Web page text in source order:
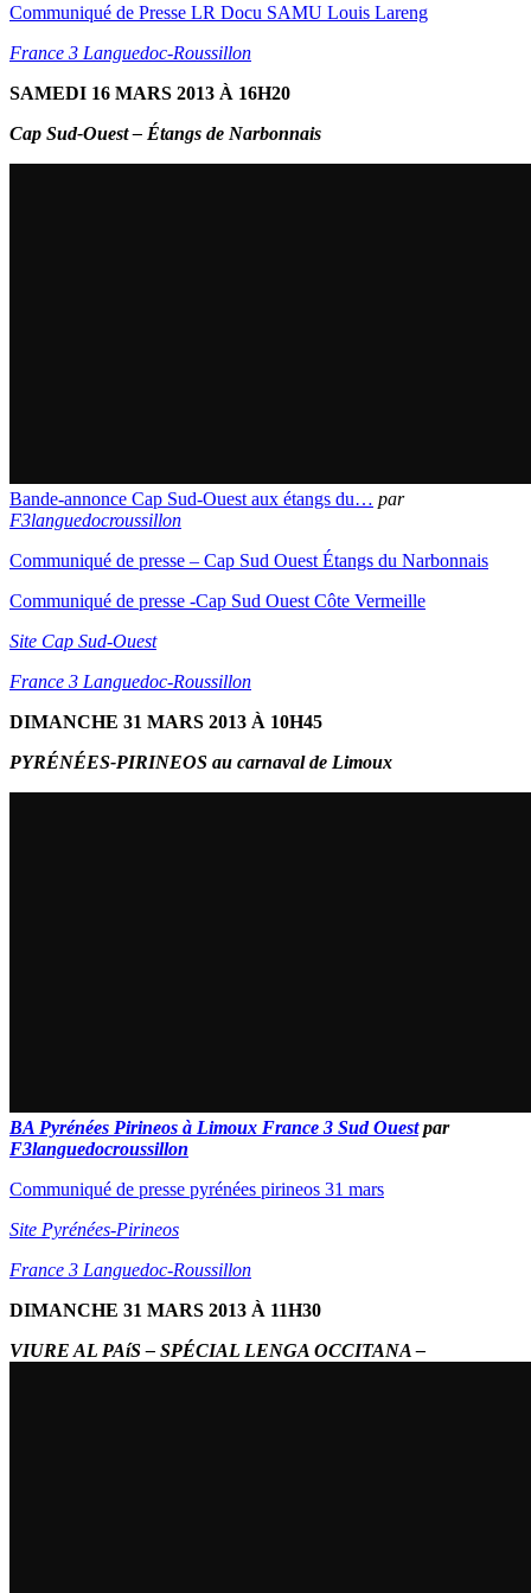
Communiqué de Presse LR Docu SAMU Louis Lareng
France 3 Languedoc-Roussillon
SAMEDI 16 MARS 2013 À 16H20
Cap Sud-Ouest – Étangs de Narbonnais
Bande-annonce Cap Sud-Ouest aux étangs du… par
F3languedocroussillon
Communiqué de presse – Cap Sud Ouest Étangs du Narbonnais
Communiqué de presse -Cap Sud Ouest Côte Vermeille
Site Cap Sud-Ouest
France 3 Languedoc-Roussillon
DIMANCHE 31 MARS 2013 À 10H45
PYRÉNÉES-PIRINEOS au carnaval de Limoux
BA Pyrénées Pirineos à Limoux France 3 Sud Ouest par
F3languedocroussillon
Communiqué de presse pyrénées pirineos 31 mars
Site Pyrénées-Pirineos
France 3 Languedoc-Roussillon
DIMANCHE 31 MARS 2013 À 11H30
VIURE AL PAíS – SPÉCIAL LENGA OCCITANA –